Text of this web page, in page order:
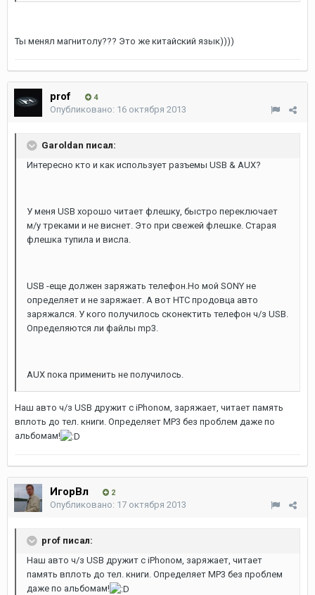
Ты менял магнитолу??? Это же китайский язык))))
prof 4
Опубликовано: 16 октября 2013
Garoldan писал:
Интересно кто и как использует разъемы USB & AUX?
У меня USB хорошо читает флешку, быстро переключает
м/у треками и не виснет. Это при свежей флешке. Старая
флешка тупила и висла.
USB -еще должен заряжать телефон.Но мой SONY не
определяет и не заряжает. А вот HTC продовца авто
заряжался. У кого получилось сконектить телефон ч/з USB.
Определяются ли файлы mp3.
AUX пока применить не получилось.
Наш авто ч/з USB дружит с iPhonом, заряжает, читает память
вплоть до тел. книги. Определяет MP3 без проблем даже по
альбомам!
ИгорВл 2
Опубликовано: 17 октября 2013
prof писал:
Наш авто ч/з USB дружит с iPhonом, заряжает, читает
память вплоть до тел. книги. Определяет MP3 без проблем
даже по альбомам!